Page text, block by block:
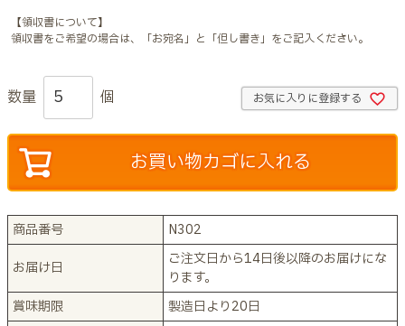
【領収書について】
領収書をご希望の場合は、「お宛名」と「但し書き」をご記入ください。
お気に入りに登録する
お買い物カゴに入れる
商品番号
N302
お届け日
ご注文日から14日後以降のお届けにな
ります。
賞味期限
製造日より20日